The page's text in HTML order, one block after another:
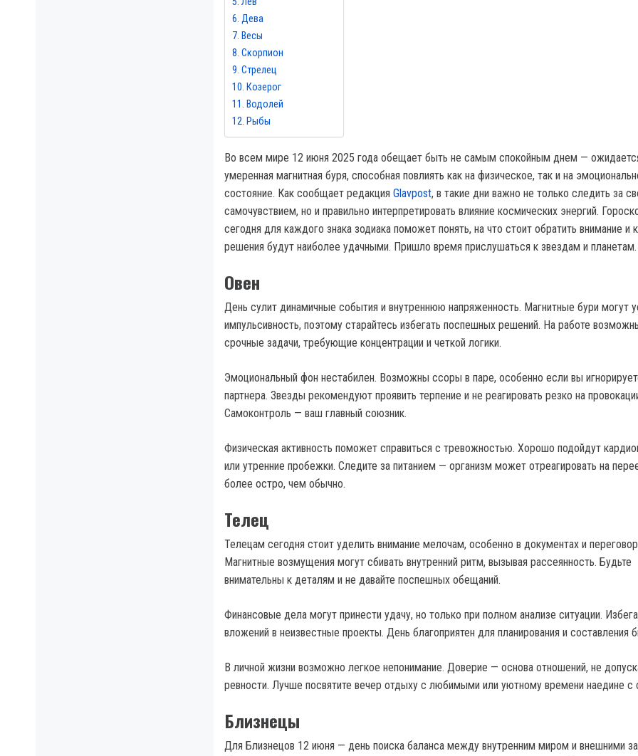
Дева
Весы
Скорпион
Стрелец
Козерог
Водолей
Рыбы
Во всем мире 12 июня 2025 года обещает быть не самым спокойным днем —
умеренная магнитная буря, способная повлиять как на физическое, так и на
состояние. Как сообщает редакция Glavpost, в такие дни важно не только следить за
самочувствием, но и правильно интерпретировать влияние космических энергий.
сегодня для каждого знака зодиака поможет понять, на что стоит обратить внимание и
решения будут наиболее удачными. Пришло время прислушаться к звездам и планетам.
Овен
День сулит динамичные события и внутреннюю напряженность. Магнитные бури могут
импульсивность, поэтому старайтесь избегать поспешных решений. На работе
срочные задачи, требующие концентрации и четкой логики.
Эмоциональный фон нестабилен. Возможны ссоры в паре, особенно если вы
партнера. Звезды рекомендуют проявить терпение и не реагировать резко на
Самоконтроль — ваш главный союзник.
Физическая активность поможет справиться с тревожностью. Хорошо подойдут
или утренние пробежки. Следите за питанием — организм может отреагировать на
более остро, чем обычно.
Телец
Телецам сегодня стоит уделить внимание мелочам, особенно в документах и
Магнитные возмущения могут сбивать внутренний ритм, вызывая рассеянность. Будьте
внимательны к деталям и не давайте поспешных обещаний.
Финансовые дела могут принести удачу, но только при полном анализе ситуации.
вложений в неизвестные проекты. День благоприятен для планирования и составления
В личной жизни возможно легкое непонимание. Доверие — основа отношений, не
ревности. Лучше посвятите вечер отдыху с любимыми или уютному времени наедине с
Близнецы
Для Близнецов 12 июня — день поиска баланса между внутренним миром и внешними